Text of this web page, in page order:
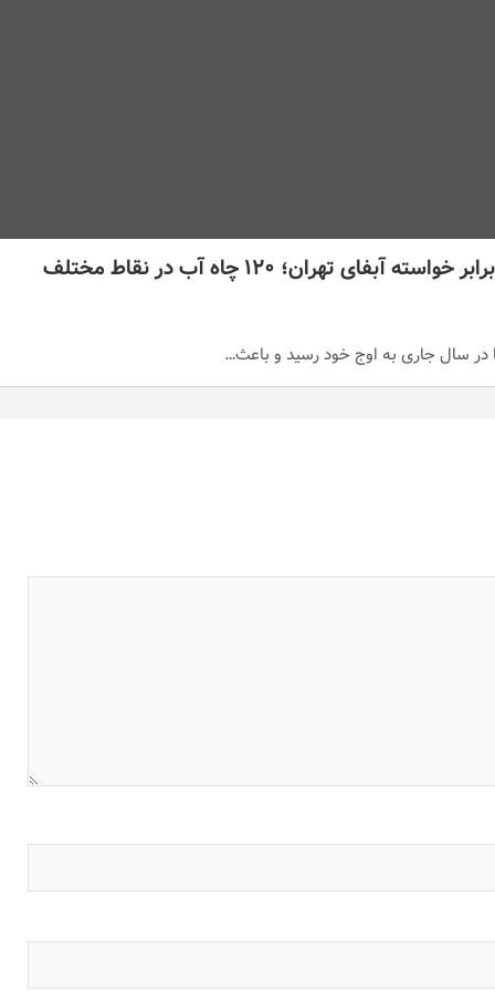
تسلیم شدن وزارت نیرو در برابر خواسته آبفای تهران؛ ۱۲۰ چاه آب در نقاط مختلف
در سال جاری به اوج خود رسید و باعث…